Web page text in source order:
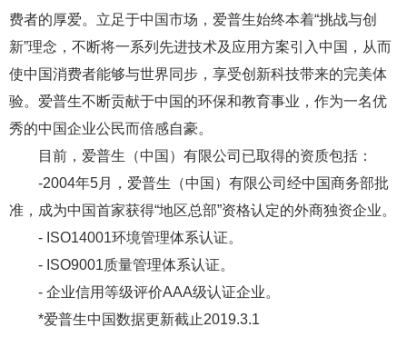
费者的厚爱。立足于中国市场，爱普生始终本着“挑战与创
新”理念，不断将一系列先进技术及应用方案引入中国，从而
使中国消费者能够与世界同步，享受创新科技带来的完美体
验。爱普生不断贡献于中国的环保和教育事业，作为一名优
秀的中国企业公民而倍感自豪。
目前，爱普生（中国）有限公司已取得的资质包括：
-2004年5月，爱普生（中国）有限公司经中国商务部批
准，成为中国首家获得“地区总部”资格认定的外商独资企业。
- ISO14001环境管理体系认证。
- ISO9001质量管理体系认证。
- 企业信用等级评价AAA级认证企业。
*爱普生中国数据更新截止2019.3.1